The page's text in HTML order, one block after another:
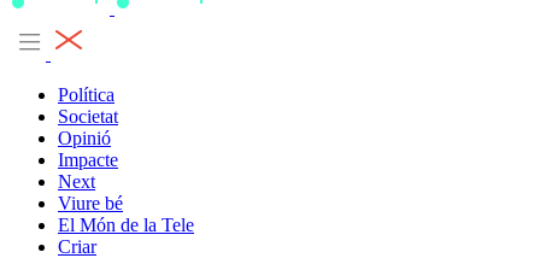
Política
Societat
Opinió
Impacte
Next
Viure bé
El Món de la Tele
Criar